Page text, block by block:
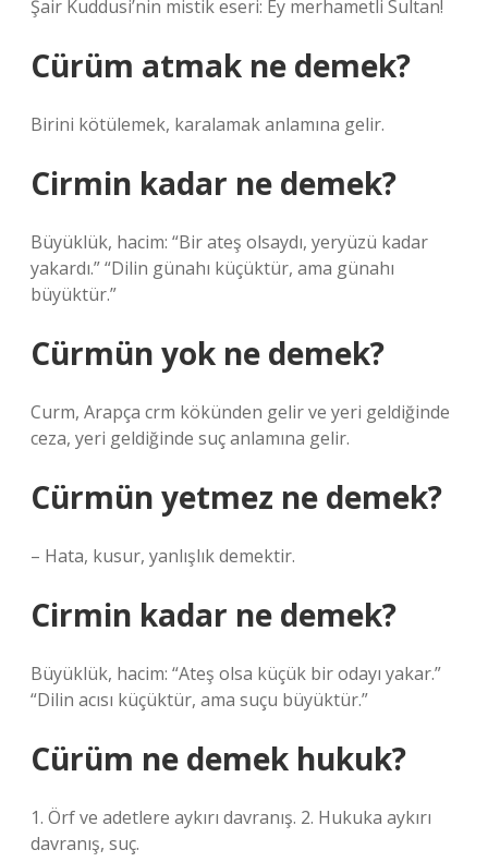
Şair Kuddusi’nin mistik eseri: Ey merhametli Sultan!
Cürüm atmak ne demek?
Birini kötülemek, karalamak anlamına gelir.
Cirmin kadar ne demek?
Büyüklük, hacim: “Bir ateş olsaydı, yeryüzü kadar
yakardı.” “Dilin günahı küçüktür, ama günahı
büyüktür.”
Cürmün yok ne demek?
Curm, Arapça crm kökünden gelir ve yeri geldiğinde
ceza, yeri geldiğinde suç anlamına gelir.
Cürmün yetmez ne demek?
– Hata, kusur, yanlışlık demektir.
Cirmin kadar ne demek?
Büyüklük, hacim: “Ateş olsa küçük bir odayı yakar.”
“Dilin acısı küçüktür, ama suçu büyüktür.”
Cürüm ne demek hukuk?
1. Örf ve adetlere aykırı davranış. 2. Hukuka aykırı
davranış, suç.